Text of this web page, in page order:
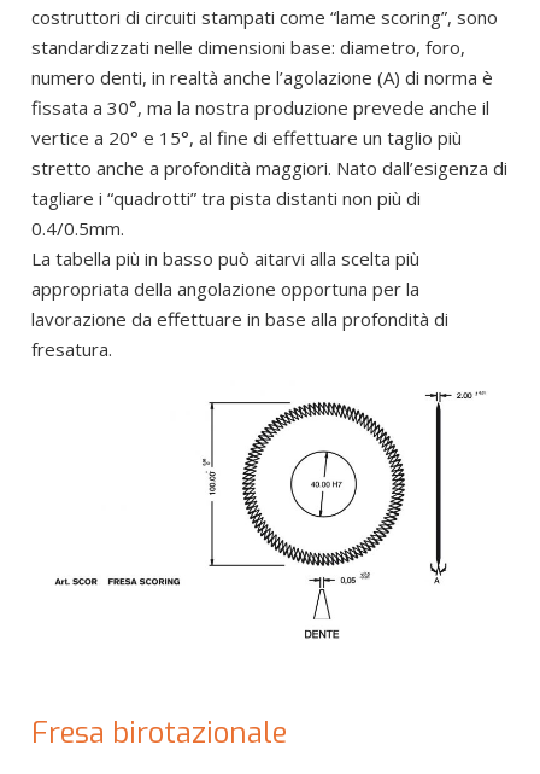
costruttori di circuiti stampati come “lame scoring”, sono
standardizzati nelle dimensioni base: diametro, foro,
numero denti, in realtà anche l’agolazione (A) di norma è
fissata a 30°, ma la nostra produzione prevede anche il
vertice a 20° e 15°, al fine di effettuare un taglio più
stretto anche a profondità maggiori. Nato dall’esigenza di
tagliare i “quadrotti” tra pista distanti non più di
0.4/0.5mm.
La tabella più in basso può aitarvi alla scelta più
appropriata della angolazione opportuna per la
lavorazione da effettuare in base alla profondità di
fresatura.
Fresa birotazionale